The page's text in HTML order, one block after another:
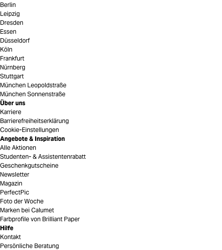
Berlin
Leipzig
Dresden
Essen
Düsseldorf
Köln
Frankfurt
Nürnberg
Stuttgart
München Leopoldstraße
München Sonnenstraße
Über uns
Karriere
Barrierefreiheitserklärung
Cookie-Einstellungen
Angebote & Inspiration
Alle Aktionen
Studenten- & Assistentenrabatt
Geschenkgutscheine
Newsletter
Magazin
PerfectPic
Foto der Woche
Marken bei Calumet
Farbprofile von Brilliant Paper
Hilfe
Kontakt
Persönliche Beratung